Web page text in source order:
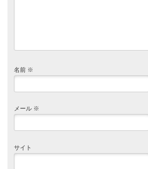
名前 ※
メール ※
サイト